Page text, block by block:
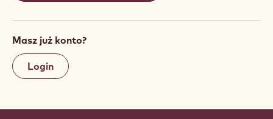
Masz już konto?
Login